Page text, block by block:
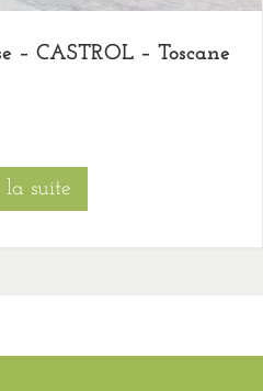
– CASTROL – Toscane
la suite